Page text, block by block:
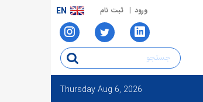
ورود ثبت نام EN
ThursdayAug 6, 2026